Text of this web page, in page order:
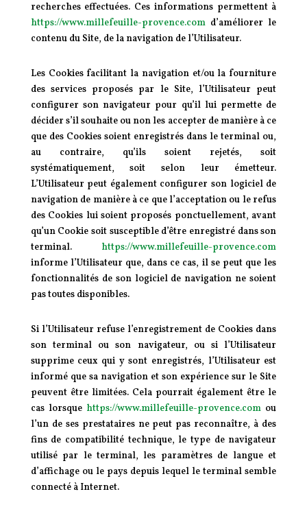
recherches effectuées. Ces informations permettent à
https://www.millefeuille-provence.comd’améliorer le
contenu du Site, de la navigation de l’Utilisateur.
Les Cookies facilitant la navigation et/ou la fourniture
des services proposés par le Site, l’Utilisateur peut
configurer son navigateur pour qu’il lui permette de
décider s’il souhaite ou non les accepter de manière à ce
que des Cookies soient enregistrés dans le terminal ou,
au contraire, qu’ils soient rejetés, soit
systématiquement, soit selon leur émetteur.
L’Utilisateur peut également configurer son logiciel de
navigation de manière à ce que l’acceptation ou le refus
des Cookies lui soient proposés ponctuellement, avant
qu’un Cookie soit susceptible d’être enregistré dans son
terminal. https://www.millefeuille-provence.com
informe l’Utilisateur que, dans ce cas, il se peut que les
fonctionnalités de son logiciel de navigation ne soient
pas toutes disponibles.
Si l’Utilisateur refuse l’enregistrement de Cookies dans
son terminal ou son navigateur, ou si l’Utilisateur
supprime ceux qui y sont enregistrés, l’Utilisateur est
informé que sa navigation et son expérience sur le Site
peuvent être limitées. Cela pourrait également être le
cas lorsque https://www.millefeuille-provence.com ou
l’un de ses prestataires ne peut pas reconnaître, à des
fins de compatibilité technique, le type de navigateur
utilisé par le terminal, les paramètres de langue et
d’affichage ou le pays depuis lequel le terminal semble
connecté à Internet.